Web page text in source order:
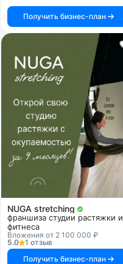
Получить бизнес-план
NUGA stretching
франшиза студии растяжки и
фитнеса
Вложения от 2 100 000 ₽
5.0
1 отзыв
Получить бизнес-план